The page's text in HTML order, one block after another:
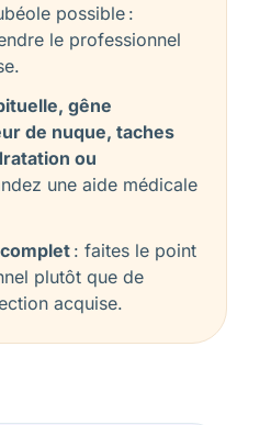
possible :
le professionnel
gêne
de nuque, taches
ou
une aide médicale
: faites le point
plutôt que de
acquise.